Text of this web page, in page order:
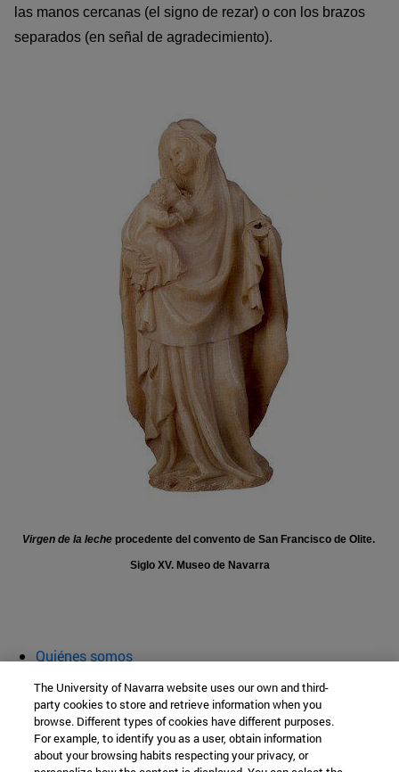
las manos cercanas (el signo de rezar) o con los brazos
separados (en señal de agradecimiento).
Virgen de la lecheprocedente del convento de San Francisco de Olite.
Siglo XV. Museo de Navarra
Quiénes somos
Aula abierta
Cátedra de Patrimonio y Arte Navarro
The University of Navarra website uses our own and third-
party cookies to store and retrieve information when you
browse. Different types of cookies have different purposes.
For example, to identify you as a user, obtain information
about your browsing habits respecting your privacy, or